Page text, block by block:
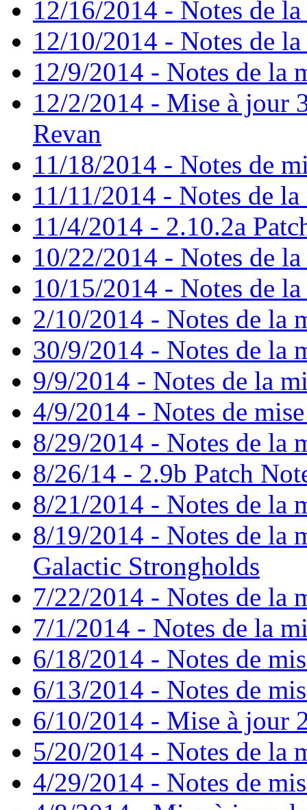
12/16/2014 - Notes de
12/10/2014 - Notes de
12/9/2014 - Notes de la
12/2/2014 - Mise à jour
Revan
11/18/2014 - Notes de
11/11/2014 - Notes de
11/4/2014 - 2.10.2a
10/22/2014 - Notes de
10/15/2014 - Notes de
2/10/2014 - Notes de la
30/9/2014 - Notes de la
9/9/2014 - Notes de la
4/9/2014 - Notes de
8/29/2014 - Notes de la
8/26/14 - 2.9b Patch
8/21/2014 - Notes de la
8/19/2014 - Notes de la
Galactic Strongholds
7/22/2014 - Notes de la
7/1/2014 - Notes de la
6/18/2014 - Notes de
6/13/2014 - Notes de
6/10/2014 - Mise à jour
5/20/2014 - Notes de la
4/29/2014 - Notes de